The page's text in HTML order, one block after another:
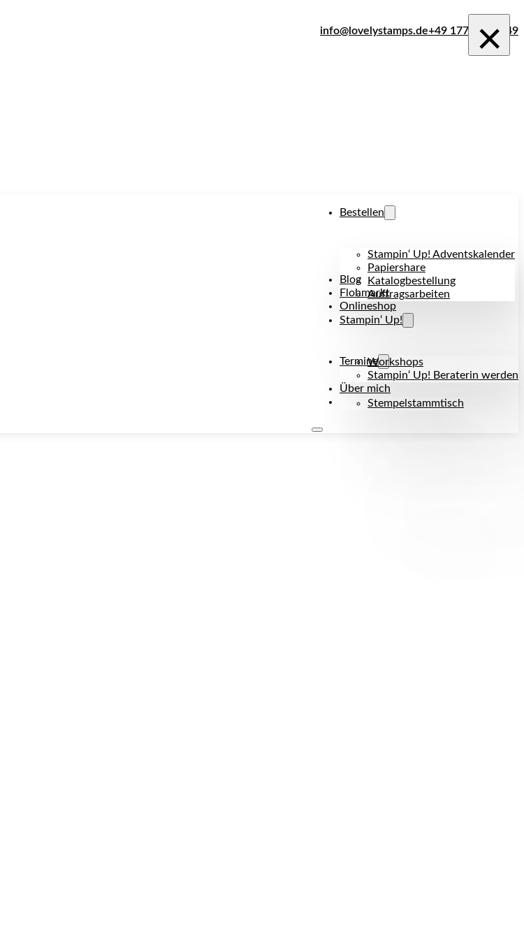
info@lovelystamps.de+49 177 242 1849
×
Bestellen
Stampin‘ Up! Adventskalender
Papiershare
Katalogbestellung
Auftragsarbeiten
Blog
Flohmarkt
Onlineshop
Stampin‘ Up!
Workshops
Stampin‘ Up! Beraterin werden
Termine
Stempelstammtisch
Über mich
Kontakt